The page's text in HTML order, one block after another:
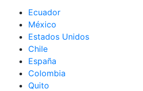
Ecuador
México
Estados Unidos
Chile
España
Colombia
Quito